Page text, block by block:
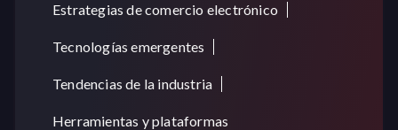
Estrategias de comercio electrónico
Tecnologías emergentes
Tendencias de la industria
Herramientas y plataformas